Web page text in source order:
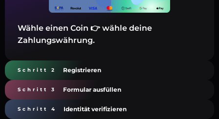
Wähle einen Coin 👉 wähle deine
Zahlungswährung.
Schritt 2 Registrieren
Schritt 3 Formular ausfüllen
Schritt 4 Identität verifizieren